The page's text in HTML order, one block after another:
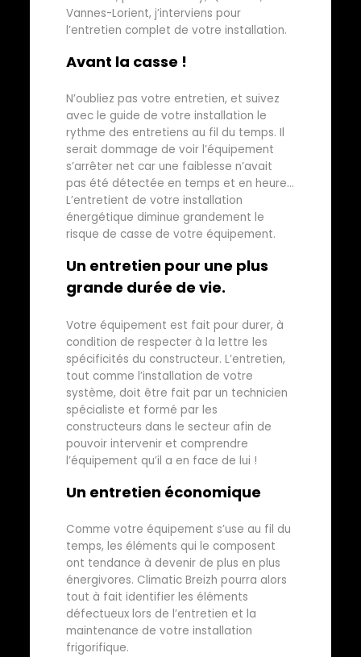
Vannes-Lorient, j’interviens pour
l’entretien complet de votre installation.
Avant la casse !
N’oubliez pas votre entretien, et suivez
avec le guide de votre installation le
rythme des entretiens au fil du temps. Il
serait dommage de voir l’équipement
s’arrêter net car une faiblesse n’avait
pas été détectée en temps et en heure…
L’entretient de votre installation
énergétique diminue grandement le
risque de casse de votre équipement.
Un entretien pour une plus
grande durée de vie.
Votre équipement est fait pour durer, à
condition de respecter à la lettre les
spécificités du constructeur. L’entretien,
tout comme l’installation de votre
système, doit être fait par un technicien
spécialiste et formé par les
constructeurs dans le secteur afin de
pouvoir intervenir et comprendre
l’équipement qu’il a en face de lui !
Un entretien économique
Comme votre équipement s’use au fil du
temps, les éléments qui le composent
ont tendance à devenir de plus en plus
énergivores. Climatic Breizh pourra alors
tout à fait identifier les éléments
défectueux lors de l’entretien et la
maintenance de votre installation
frigorifique.